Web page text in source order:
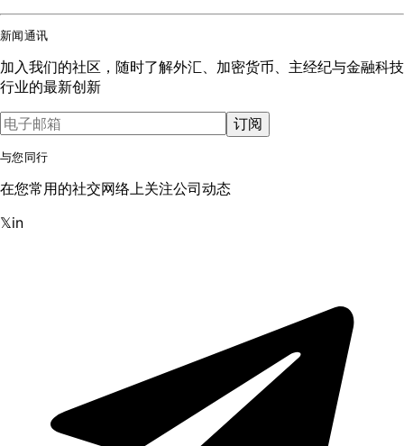
新闻通讯
加入我们的社区，随时了解外汇、加密货币、主经纪与金融科技
行业的最新创新
订阅
与您同行
在您常用的社交网络上关注公司动态
𝕏in